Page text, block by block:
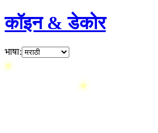
कॉइन & डेकोर
भाषा: